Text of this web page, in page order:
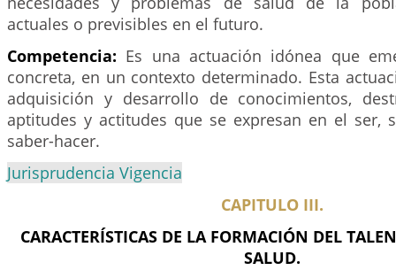
actuales o previsibles en el futuro.
Competencia: Es una actuación idónea que
concreta, en un contexto determinado. Esta
adquisición y desarrollo de conocimientos,
aptitudes y actitudes que se expresan en el ser,
saber-hacer.
Jurisprudencia Vigencia
CAPITULO III.
CARACTERÍSTICAS DE LA FORMACIÓN DEL
SALUD.